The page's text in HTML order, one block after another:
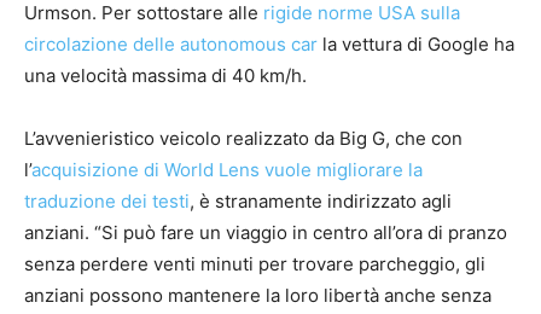
Urmson. Per sottostare alle rigide norme USA sulla
circolazione delle autonomous car la vettura di Google ha
una velocità massima di 40 km/h.
L’avvenieristico veicolo realizzato da Big G, che con
l’acquisizione di World Lens vuole migliorare la
traduzione dei testi, è stranamente indirizzato agli
anziani. “Si può fare un viaggio in centro all’ora di pranzo
senza perdere venti minuti per trovare parcheggio, gli
anziani possono mantenere la loro libertà anche senza